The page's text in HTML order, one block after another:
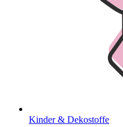
Kinder & Dekostoffe